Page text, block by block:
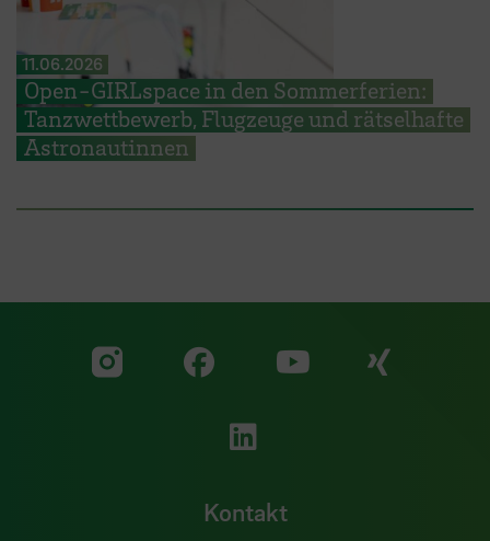
11.06.2026
Open-GIRLspace in den Sommerferien:
Tanzwettbewerb, Flugzeuge und rätselhafte
Astronautinnen
Zu unserer Facebook
Zu
Zu unserer
Kontakt